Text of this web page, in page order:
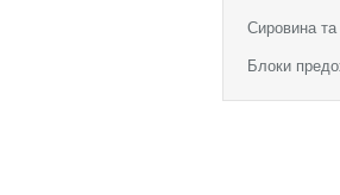
Сировина та
Блоки